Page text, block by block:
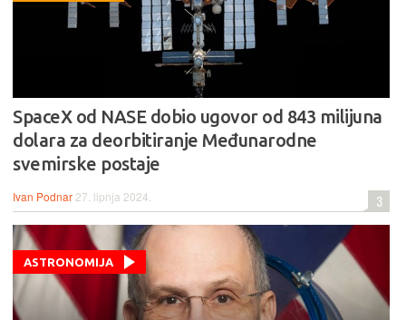
SpaceX od NASE dobio ugovor od 843 milijuna
dolara za deorbitiranje Međunarodne
svemirske postaje
Ivan Podnar 27. lipnja 2024. 3
ASTRONOMIJA